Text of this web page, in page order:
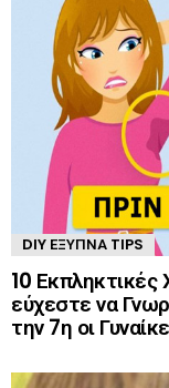
DIY ΈΞΥΠΝΑ TIPS
10 Εκπληκτικές
εύχεστε να
την 7η οι